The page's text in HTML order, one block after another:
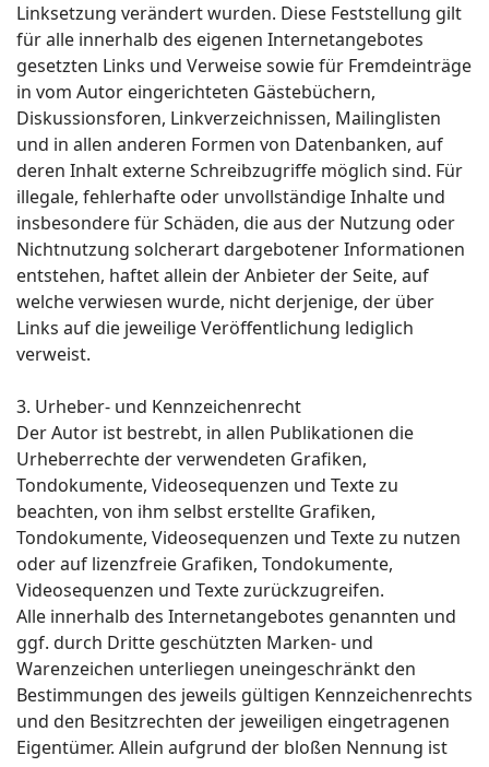
Linksetzung verändert wurden. Diese Feststellung gilt
für alle innerhalb des eigenen Internetangebotes
gesetzten Links und Verweise sowie für Fremdeinträge
in vom Autor eingerichteten Gästebüchern,
Diskussionsforen, Linkverzeichnissen, Mailinglisten
und in allen anderen Formen von Datenbanken, auf
deren Inhalt externe Schreibzugriffe möglich sind. Für
illegale, fehlerhafte oder unvollständige Inhalte und
insbesondere für Schäden, die aus der Nutzung oder
Nichtnutzung solcherart dargebotener Informationen
entstehen, haftet allein der Anbieter der Seite, auf
welche verwiesen wurde, nicht derjenige, der über
Links auf die jeweilige Veröffentlichung lediglich
verweist.
3. Urheber- und Kennzeichenrecht
Der Autor ist bestrebt, in allen Publikationen die
Urheberrechte der verwendeten Grafiken,
Tondokumente, Videosequenzen und Texte zu
beachten, von ihm selbst erstellte Grafiken,
Tondokumente, Videosequenzen und Texte zu nutzen
oder auf lizenzfreie Grafiken, Tondokumente,
Videosequenzen und Texte zurückzugreifen.
Alle innerhalb des Internetangebotes genannten und
ggf. durch Dritte geschützten Marken- und
Warenzeichen unterliegen uneingeschränkt den
Bestimmungen des jeweils gültigen Kennzeichenrechts
und den Besitzrechten der jeweiligen eingetragenen
Eigentümer. Allein aufgrund der bloßen Nennung ist